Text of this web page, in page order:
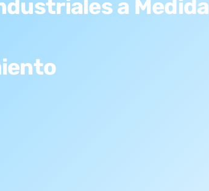
a Medida